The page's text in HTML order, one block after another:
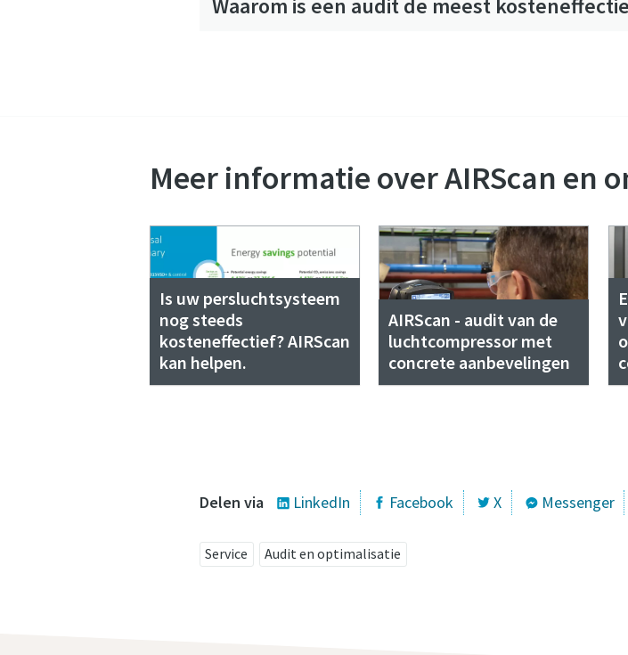
Waarom is een audit de meest
Meer informatie over AIRScan en
Is uw persluchtsysteem
nog steeds
kosteneffectief? AIRScan
kan helpen.
AIRScan - audit van de
luchtcompressor met
concrete aanbevelingen
Delen via LinkedIn Facebook X Messenger
Service Audit en optimalisatie